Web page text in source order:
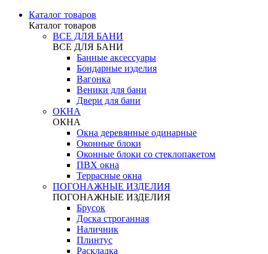
Каталог товаров
Каталог товаров
ВСЕ ДЛЯ БАНИ
ВСЕ ДЛЯ БАНИ
Банные аксессуары
Бондарные изделия
Вагонка
Веники для бани
Двери для бани
ОКНА
ОКНА
Окна деревянные одинарные
Оконные блоки
Оконные блоки со стеклопакетом
ПВХ окна
Террасные окна
ПОГОНАЖНЫЕ ИЗДЕЛИЯ
ПОГОНАЖНЫЕ ИЗДЕЛИЯ
Брусок
Доска строганная
Наличник
Плинтус
Раскладка